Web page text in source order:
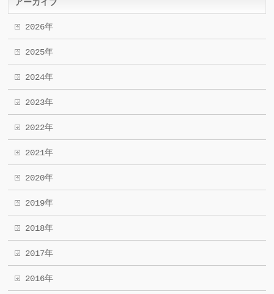
2026年
2025年
2024年
2023年
2022年
2021年
2020年
2019年
2018年
2017年
2016年